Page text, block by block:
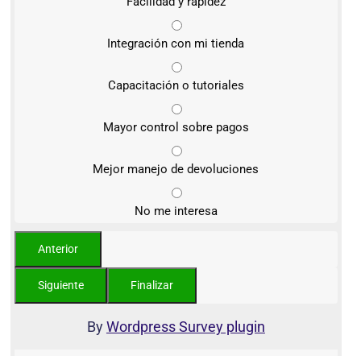
Integración con mi tienda
Capacitación o tutoriales
Mayor control sobre pagos
Mejor manejo de devoluciones
No me interesa
ByWordpress Survey plugin